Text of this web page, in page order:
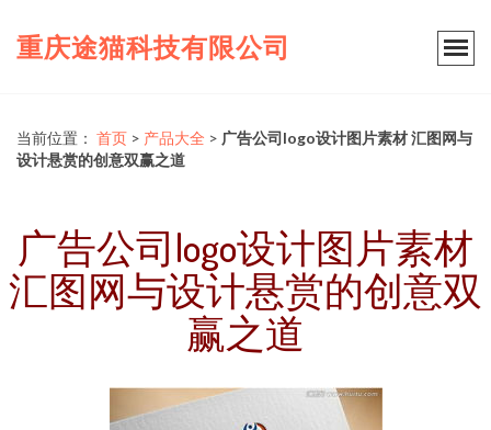
重庆途猫科技有限公司
当前位置： 首页 > 产品大全 > 广告公司logo设计图片素材 汇图网与
设计悬赏的创意双赢之道
广告公司logo设计图片素材
汇图网与设计悬赏的创意双
赢之道